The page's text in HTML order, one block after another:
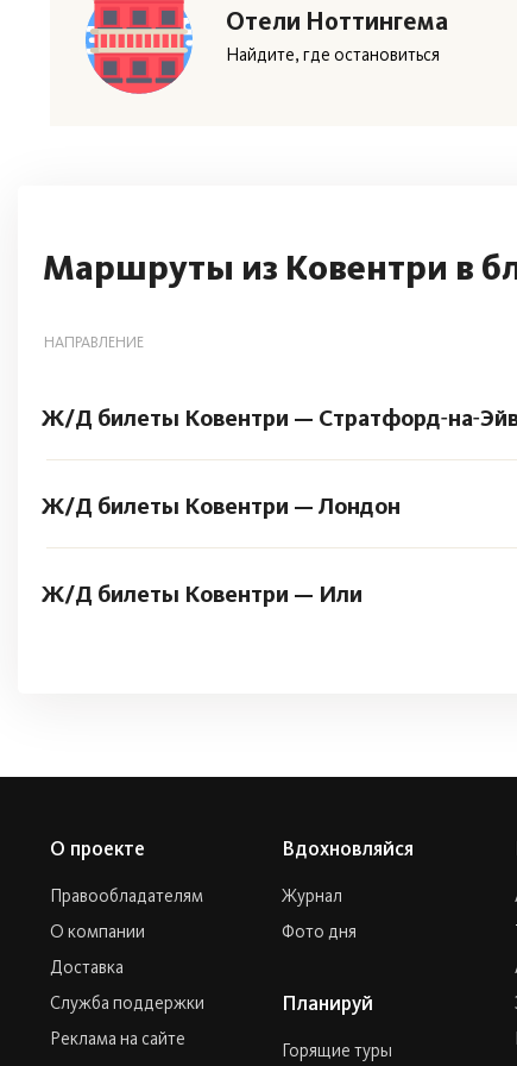
Отели Ноттингема
Найдите, где остановиться
Маршруты из Ковентри в
НАПРАВЛЕНИЕ
Ж/Д билеты Ковентри —
Ж/Д билеты Ковентри — Лондон
Ж/Д билеты Ковентри — Или
О проекте
Правообладателям
О компании
Доставка
Служба поддержки
Реклама на сайте
Вдохновляйся
Журнал
Фото дня
Планируй
Горящие туры